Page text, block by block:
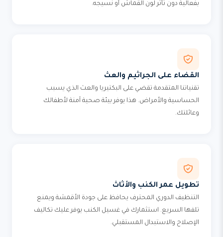
بفعالية دون تأثر لون القماش أو نسيجه.
القضاء على الجراثيم والعث
تقنياتنا المتقدمة تقضي على البكتيريا والعث الذي يسبب
الحساسية والأمراض. هذا يوفر بيئة صحية آمنة لأطفالك
وعائلتك.
تطويل عمر الكنب والأثاث
التنظيف الدوري المحترف يحافظ على جودة الأقمشة ويمنع
تلفها السريع. استثمارك في غسيل الكنب يوفر عليك تكاليف
الإصلاح والاستبدال المستقبلي.